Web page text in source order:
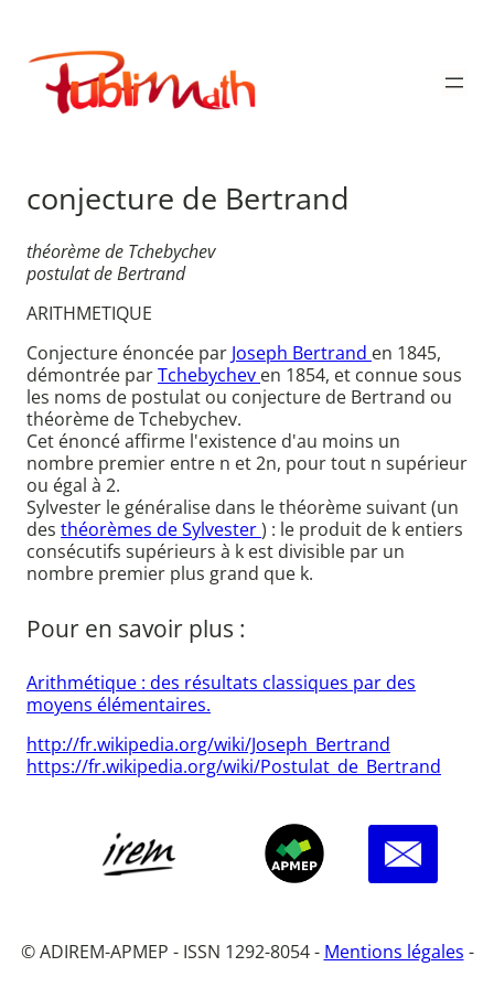
contenu
Publimath
conjecture de Bertrand
théorème de Tchebychev
postulat de Bertrand
ARITHMETIQUE
Conjecture énoncée par Joseph Bertrand en 1845,
démontrée parTchebychev en 1854, et connue sous
les noms de postulat ou conjecture de Bertrand ou
théorème de Tchebychev.
Cet énoncé affirme l'existence d'au moins un
nombre premier entre n et 2n, pour tout n supérieur
ou égal à 2.
Sylvester le généralise dans le théorème suivant (un
des théorèmes de Sylvester) : le produit de k entiers
consécutifs supérieurs à k est divisible par un
nombre premier plus grand que k.
Pour en savoir plus :
Arithmétique : des résultats classiques par des
moyens élémentaires.
http://fr.wikipedia.org/wiki/Joseph_Bertrand
https://fr.wikipedia.org/wiki/Postulat_de_Bertrand
© ADIREM-APMEP - ISSN 1292-8054 - Mentions légales -